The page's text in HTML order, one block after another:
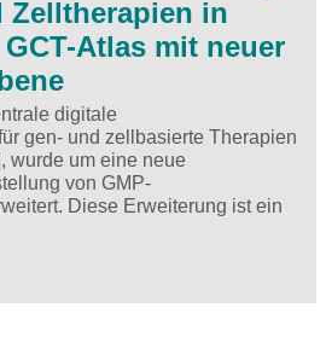
Zelltherapien in
Atlas mit neuer
digitale
gen- und zellbasierte Therapien
wurde um eine neue
von GMP-
Diese Erweiterung ist ein